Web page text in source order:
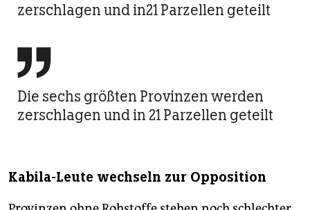
zerschlagen und in21 Parzellen geteilt

Die sechs größten Provinzen werden
zerschlagen und in 21 Parzellen geteilt
Kabila-Leute wechseln zur Opposition